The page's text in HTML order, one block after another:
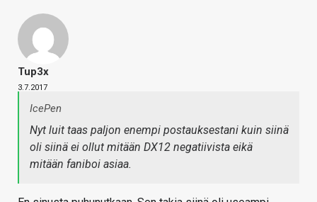
Tup3x
3.7.2017
IcePen
Nyt luit taas paljon enempi postauksestani kuin siinä
oli siinä ei ollut mitään DX12 negatiivista eikä
mitään faniboi asiaa.